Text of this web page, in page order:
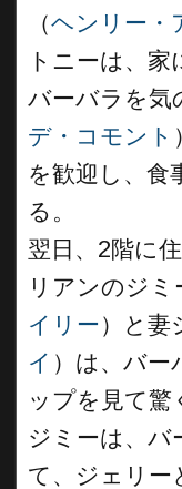
（ヘンリー・
トニーは、
バーバラを気
デ・コモント
を歓迎し、食
る。
翌日、2階に
リアンのジミ
イリー）と妻
イ ）は、バー
ップを見て驚
ジミーは、バ
て、ジェリー